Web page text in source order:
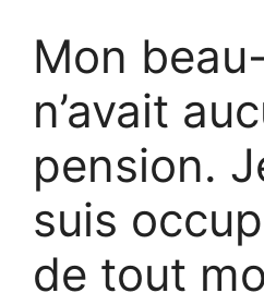
Mon
n’avait
pension.
suis
de tout